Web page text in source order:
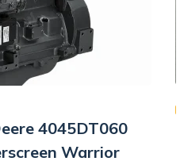
4045DT060
Warrior